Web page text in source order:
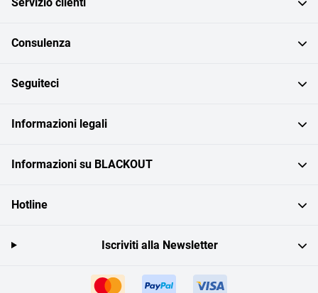
Consulenza
Seguiteci
Informazioni legali
Informazioni su BLACKOUT
Hotline
Iscriviti alla Newsletter